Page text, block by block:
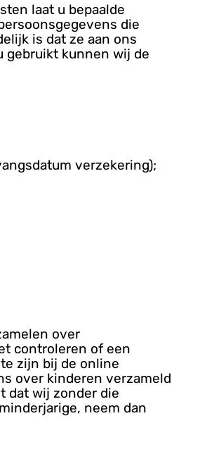
laat u bepaalde
die
is dat ze aan ons
gebruikt kunnen wij de
verzekering);
over
controleren of een
zijn bij de online
over kinderen verzameld
dat wij zonder die
neem dan